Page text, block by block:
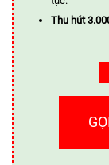
Thu hút